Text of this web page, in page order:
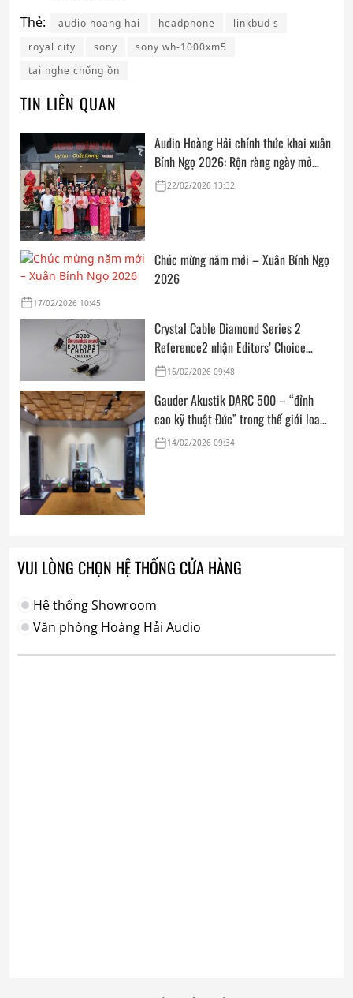
Thẻ: audio hoang hai headphone
linkbud s
royal city
sony
sony wh-1000xm5
tai nghe chống ồn
TIN LIÊN QUAN
Audio Hoàng Hải chính thức khai xuân
Bính Ngọ 2026: Rộn ràng ngày mở
cửa, trọn vẹn lời chúc đầu năm
22/02/2026 13:32
Chúc mừng năm mới – Xuân Bính Ngọ
2026
17/02/2026 10:45
Crystal Cable Diamond Series 2
Reference2 nhận Editors’ Choice
Award: Dedicated Audio 2026 từ The
16/02/2026 09:48
Gauder Akustik DARC 500 – “đỉnh
cao kỹ thuật Đức” trong thế giới loa
hi-end tham chiếu
14/02/2026 09:34
VUI LÒNG CHỌN HỆ THỐNG CỬA HÀNG
Hệ thống Showroom
Văn phòng Hoàng Hải Audio